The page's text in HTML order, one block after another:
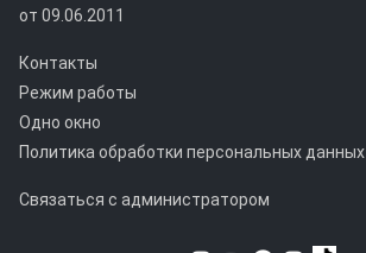
от 09.06.2011
Контакты
Режим работы
Одно окно
Политика обработки персональных данных
Связаться с администратором